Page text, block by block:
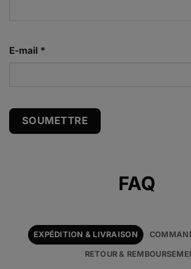
E-mail *
FAQ
EXPÉDITION & LIVRAISON
RETOUR &